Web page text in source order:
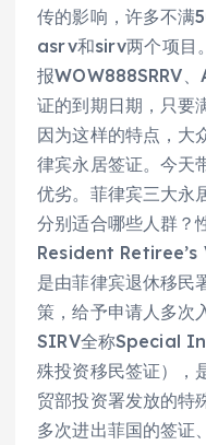
传的影响，许多不满
asrv和sirv两个项目
报WOW888SRRV
证的到期日期，只要
因为这样的特点，大
律宾永居签证。今天
优劣。菲律宾三大永
分别适合哪些人群？
Resident Retiree’s
是由菲律宾退休移民
策，给予申请人多次
SIRV全称Special
殊投资移民签证），
贸部投资署发放的特
多次进出菲国的签证